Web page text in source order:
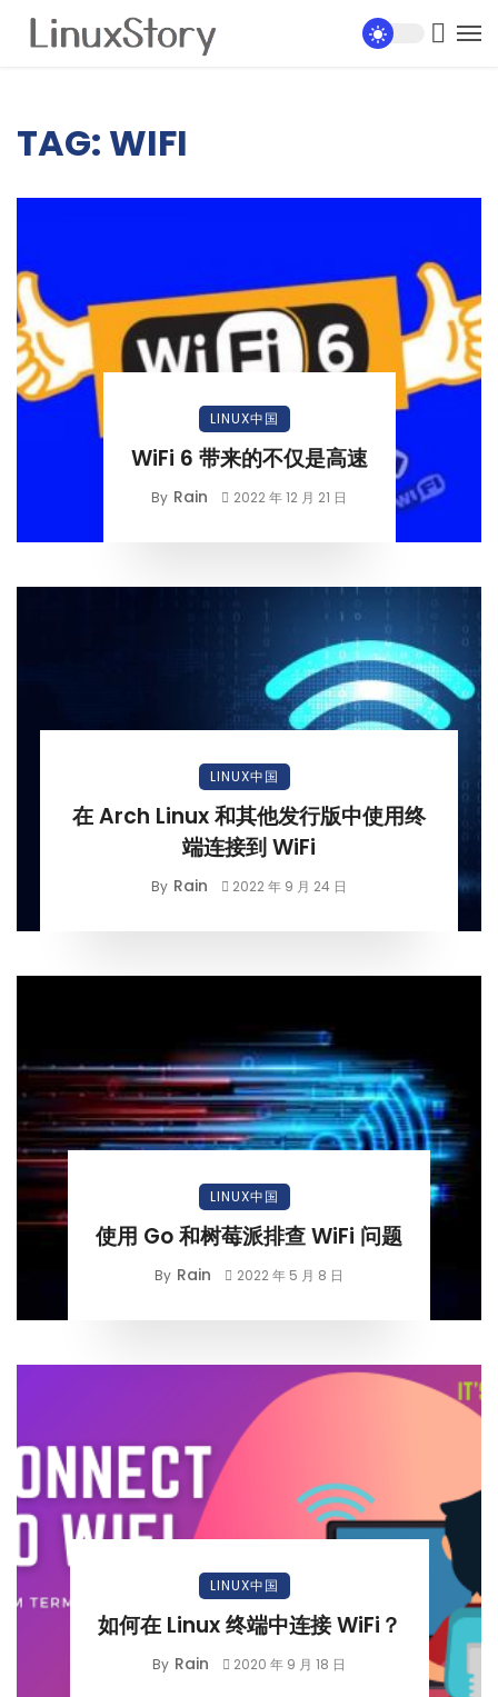
TAG: WIFI
LINUX中国
WiFi 6 带来的不仅是高速
By Rain 2022 年 12 月 21 日
LINUX中国
在 Arch Linux 和其他发行版中使用终
端连接到 WiFi
By Rain 2022 年 9 月 24 日
LINUX中国
使用 Go 和树莓派排查 WiFi 问题
By Rain 2022 年 5 月 8 日
LINUX中国
如何在 Linux 终端中连接 WiFi？
By Rain 2020 年 9 月 18 日